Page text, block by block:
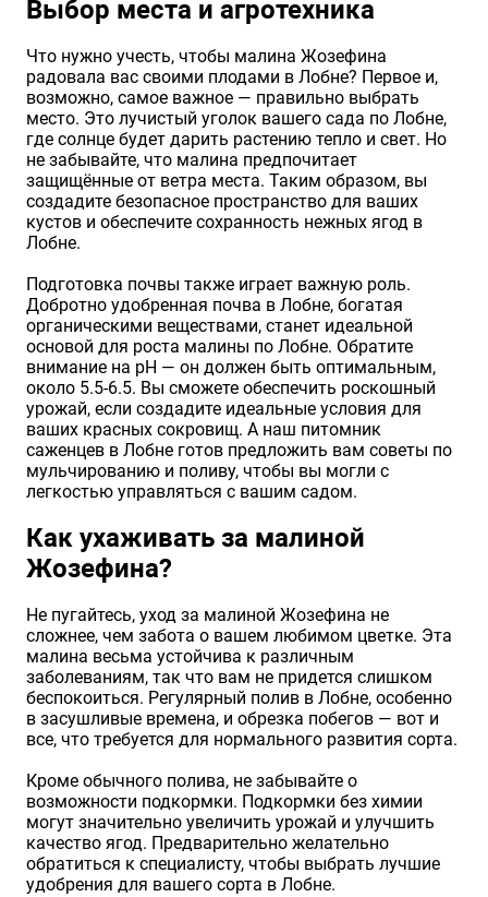
Выбор места и агротехника
Что нужно учесть, чтобы малина Жозефина
радовала вас своими плодами в Лобне? Первое и,
возможно, самое важное — правильно выбрать
место. Это лучистый уголок вашего сада по Лобне,
где солнце будет дарить растению тепло и свет. Но
не забывайте, что малина предпочитает
защищённые от ветра места. Таким образом, вы
создадите безопасное пространство для ваших
кустов и обеспечите сохранность нежных ягод в
Лобне.
Подготовка почвы также играет важную роль.
Добротно удобренная почва в Лобне, богатая
органическими веществами, станет идеальной
основой для роста малины по Лобне. Обратите
внимание на pH — он должен быть оптимальным,
около 5.5-6.5. Вы сможете обеспечить роскошный
урожай, если создадите идеальные условия для
ваших красных сокровищ. А наш питомник
саженцев в Лобне готов предложить вам советы по
мульчированию и поливу, чтобы вы могли с
легкостью управляться с вашим садом.
Как ухаживать за малиной
Жозефина?
Не пугайтесь, уход за малиной Жозефина не
сложнее, чем забота о вашем любимом цветке. Эта
малина весьма устойчива к различным
заболеваниям, так что вам не придется слишком
беспокоиться. Регулярный полив в Лобне, особенно
в засушливые времена, и обрезка побегов — вот и
все, что требуется для нормального развития сорта.
Кроме обычного полива, не забывайте о
возможности подкормки. Подкормки без химии
могут значительно увеличить урожай и улучшить
качество ягод. Предварительно желательно
обратиться к специалисту, чтобы выбрать лучшие
удобрения для вашего сорта в Лобне.